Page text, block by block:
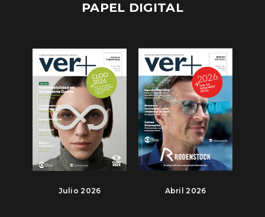
PAPEL DIGITAL
Julio 2026 Abril 2026